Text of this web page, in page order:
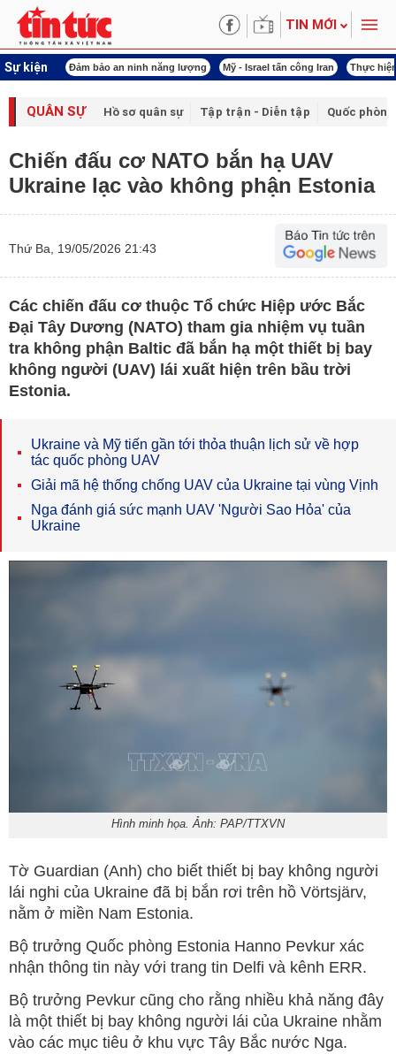
TIN MỚI
Sự kiện
khóa XVI Đảm bảo an ninh năng lượng Mỹ - Israel tấn công Iran Thực
QUÂN SỰ Hồ sơ quân sự Tập trận - Diễn tập Quốc phòng
Chiến đấu cơ NATO bắn hạ UAV
Ukraine lạc vào không phận Estonia
Thứ Ba, 19/05/2026 21:43
Các chiến đấu cơ thuộc Tổ chức Hiệp ước Bắc
Đại Tây Dương (NATO) tham gia nhiệm vụ tuần
tra không phận Baltic đã bắn hạ một thiết bị bay
không người (UAV) lái xuất hiện trên bầu trời
Estonia.
Ukraine và Mỹ tiến gần tới thỏa thuận lịch sử về hợp
tác quốc phòng UAV
Giải mã hệ thống chống UAV của Ukraine tại vùng Vịnh
Nga đánh giá sức mạnh UAV 'Người Sao Hỏa' của
Ukraine
Hình minh họa. Ảnh: PAP/TTXVN
Tờ Guardian (Anh) cho biết thiết bị bay không người
lái nghi của Ukraine đã bị bắn rơi trên hồ Vörtsjärv,
nằm ở miền Nam Estonia.
Bộ trưởng Quốc phòng Estonia Hanno Pevkur xác
nhận thông tin này với trang tin Delfi và kênh ERR.
Bộ trưởng Pevkur cũng cho rằng nhiều khả năng đây
là một thiết bị bay không người lái của Ukraine nhằm
vào các mục tiêu ở khu vực Tây Bắc nước Nga.